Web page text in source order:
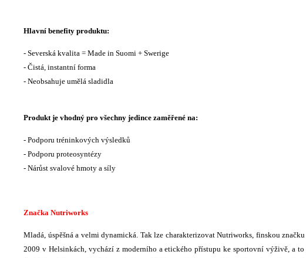
Hlavní benefity produktu:
- Severská kvalita = Made in Suomi + Swerige
- Čistá, instantní forma
- Neobsahuje umělá sladidla
Produkt je vhodný pro všechny jedince zaměřené na:
- Podporu tréninkových výsledků
- Podporu proteosyntézy
- Nárůst svalové hmoty a síly
Značka Nutriworks
Mladá, úspěšná a velmi dynamická. Tak lze charakterizovat Nutriworks, finskou
2009 v Helsinkách, vychází z moderního a etického přístupu ke sportovní výživě, a